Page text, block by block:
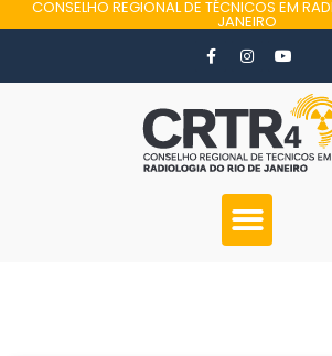
CONSELHO REGIONAL DE TÉCNICOS EM
JANEIRO